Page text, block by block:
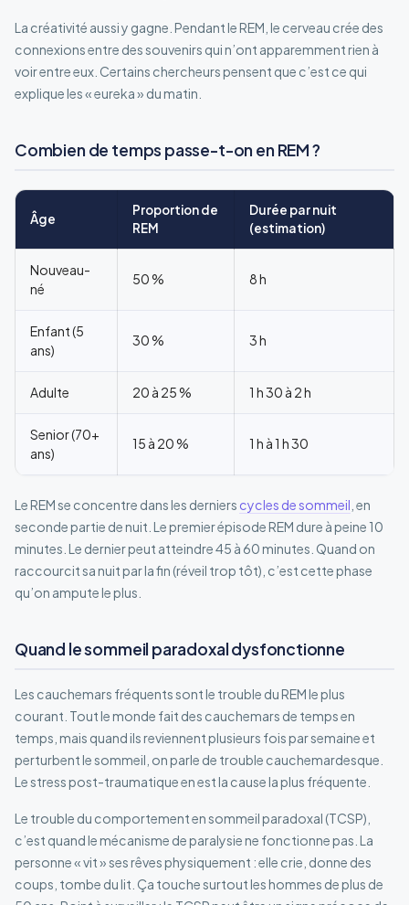
La créativité aussi y gagne. Pendant le REM, le cerveau crée des
connexions entre des souvenirs qui n’ont apparemment rien à
voir entre eux. Certains chercheurs pensent que c’est ce qui
explique les « eureka » du matin.
Combien de temps passe-t-on en REM ?
Âge
Proportion de
REM
Durée par nuit
(estimation)
Nouveau-
né
50 % 8 h
Enfant (5
ans)
30 % 3 h
Adulte 20 à 25 % 1 h 30 à 2 h
Senior (70+
ans)
15 à 20 % 1 h à 1 h 30
Le REM se concentre dans les derniers cycles de sommeil , en
seconde partie de nuit. Le premier épisode REM dure à peine 10
minutes. Le dernier peut atteindre 45 à 60 minutes. Quand on
raccourcit sa nuit par la fin (réveil trop tôt), c’est cette phase
qu’on ampute le plus.
Quand le sommeil paradoxal dysfonctionne
Les cauchemars fréquents sont le trouble du REM le plus
courant. Tout le monde fait des cauchemars de temps en
temps, mais quand ils reviennent plusieurs fois par semaine et
perturbent le sommeil, on parle de trouble cauchemardesque.
Le stress post-traumatique en est la cause la plus fréquente.
Le trouble du comportement en sommeil paradoxal (TCSP),
c’est quand le mécanisme de paralysie ne fonctionne pas. La
personne « vit » ses rêves physiquement : elle crie, donne des
coups, tombe du lit. Ça touche surtout les hommes de plus de